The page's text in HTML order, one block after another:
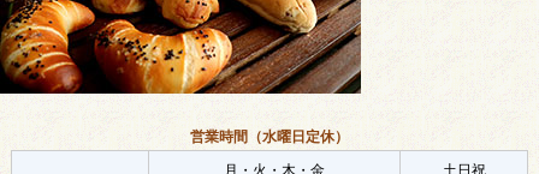
営業時間（水曜日定休）
月・火・木・金
土日祝